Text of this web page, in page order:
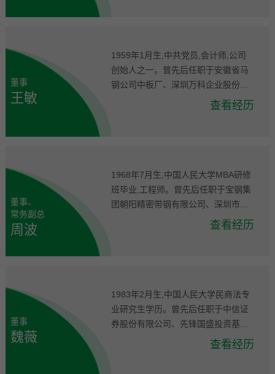
资有限公司监事。许开华先生与公司
董事王敏女士为夫妻关系,两人为公司
实际控制人。
董事
王敏
1959年1月生,中共党员,会计师,公司
创始人之一。曾先后任职于安徽省马
钢公司中板厂、深圳万科企业股份有
限公司下属公司、深圳中物集团下属
公司、深圳市中金高能电池材料有限
事长许开华先生为夫妻关系,两人为公
司实际控制人,与公司监事王健女士为
姐妹关系。
查看经历
董事、
常务副总
周波
1968年7月生,中国人民大学MBA研修
班毕业,工程师。曾先后任职于宝钢集
团朝阳精密带钢有限公司、深圳市中
金高能电池材料有限公司。历任公司
查看经历
董事
魏薇
1983年2月生,中国人民大学民商法专
业研究生学历。曾先后任职于中信证
券股份有限公司、先锋国盛投资基金
管理有限公司、中关村并购母基金、
查看经历